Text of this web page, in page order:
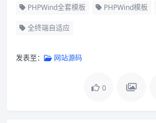
PHPWind全套模板 PHPWind模板
全终端自适应
发表至： 网站源码
0